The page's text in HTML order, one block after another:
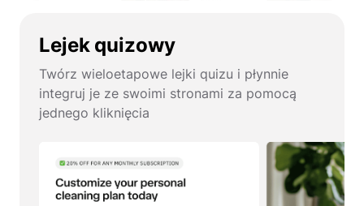
Lejek quizowy
Twórz wieloetapowe lejki quizu i płynnie
integruj je ze swoimi stronami za pomocą
jednego kliknięcia